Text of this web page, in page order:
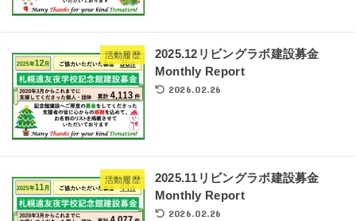
活動履歴
2025.12リビングラボ建設募金
Monthly Report
2026.02.26
活動履歴
2025.11リビングラボ建設募金
Monthly Report
2026.02.26